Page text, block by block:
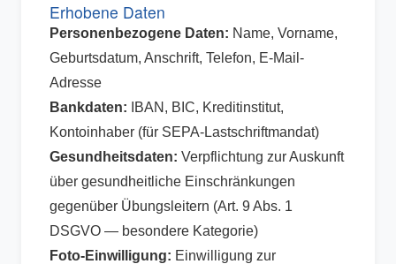
Erhobene Daten
Personenbezogene Daten: Name, Vorname,
Geburtsdatum, Anschrift, Telefon, E-Mail-
Adresse
Bankdaten: IBAN, BIC, Kreditinstitut,
Kontoinhaber (für SEPA-Lastschriftmandat)
Gesundheitsdaten: Verpflichtung zur Auskunft
über gesundheitliche Einschränkungen
gegenüber Übungsleitern (Art. 9 Abs. 1
DSGVO — besondere Kategorie)
Foto-Einwilligung: Einwilligung zur